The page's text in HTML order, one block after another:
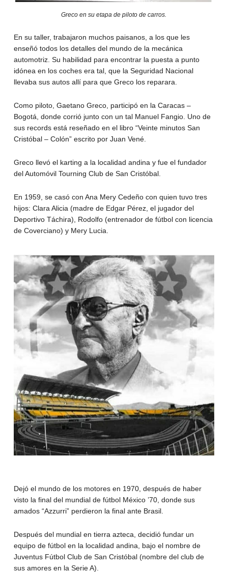
Greco en su etapa de piloto de carros.
En su taller, trabajaron muchos paisanos, a los que les
enseñó todos los detalles del mundo de la mecánica
automotriz. Su habilidad para encontrar la puesta a punto
idónea en los coches era tal, que la Seguridad Nacional
llevaba sus autos allí para que Greco los reparara.
Como piloto, Gaetano Greco, participó en la Caracas –
Bogotá, donde corrió junto con un tal Manuel Fangio. Uno de
sus records está reseñado en el libro “Veinte minutos San
Cristóbal – Colón” escrito por Juan Vené.
Greco llevó el karting a la localidad andina y fue el fundador
del Automóvil Tourning Club de San Cristóbal.
En 1959, se casó con Ana Mery Cedeño con quien tuvo tres
hijos: Clara Alicia (madre de Edgar Pérez, el jugador del
Deportivo Táchira), Rodolfo (entrenador de fútbol con licencia
de Coverciano) y Mery Lucia.
Dejó el mundo de los motores en 1970, después de haber
visto la final del mundial de fútbol México ’70, donde sus
amados “Azzurri” perdieron la final ante Brasil.
Después del mundial en tierra azteca, decidió fundar un
equipo de fútbol en la localidad andina, bajo el nombre de
Juventus Fútbol Club de San Cristóbal (nombre del club de
sus amores en la Serie A).